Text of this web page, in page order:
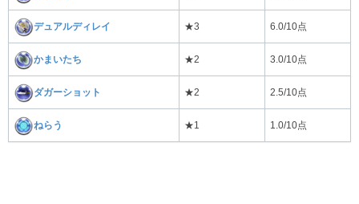
デュアルディレイ ★3 6.0/10点
かまいたち ★2 3.0/10点
ダガーショット ★2 2.5/10点
ねらう ★1 1.0/10点